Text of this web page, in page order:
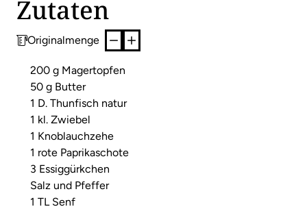
Zutaten
Originalmenge
200 g Magertopfen
50 g Butter
1 D. Thunfisch natur
1 kl. Zwiebel
1 Knoblauchzehe
1 rote Paprikaschote
3 Essiggürkchen
Salz und Pfeffer
1 TL Senf